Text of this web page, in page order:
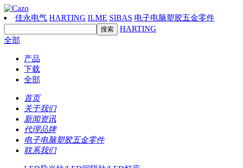
佳永电气 HARTING ILME SIBAS 电子电脑塑胶五金零件
HARTING
全部
产品
下载
全部
首页
关于我们
新闻资讯
代理品牌
电子电脑塑胶五金零件
联系我们